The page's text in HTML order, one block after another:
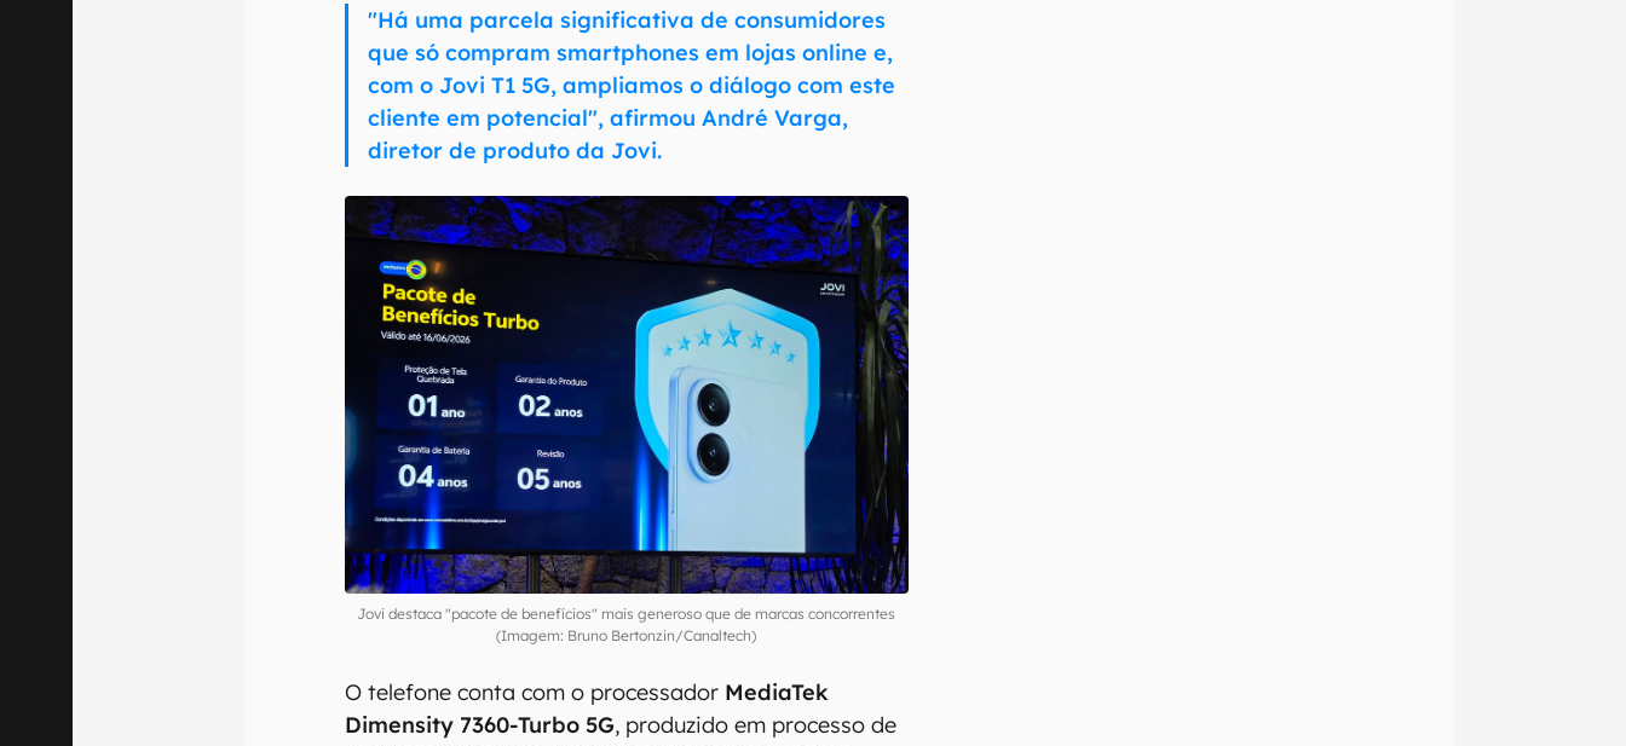
"Há uma parcela significativa de consumidores
que só compram smartphones em lojas online e,
com o Jovi T1 5G, ampliamos o diálogo com este
cliente em potencial", afirmou André Varga,
diretor de produto da Jovi.
Jovi destaca "pacote de benefícios" mais generoso que de marcas concorrentes
(Imagem: Bruno Bertonzin/Canaltech)
O telefone conta com o processador MediaTek
Dimensity 7360-Turbo 5G, produzido em processo de